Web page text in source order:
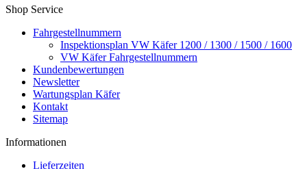
Shop Service
Fahrgestellnummern
Inspektionsplan VW Käfer 1200 / 1300 / 1500 / 1600
VW Käfer Fahrgestellnummern
Kundenbewertungen
Newsletter
Wartungsplan Käfer
Kontakt
Sitemap
Informationen
Lieferzeiten